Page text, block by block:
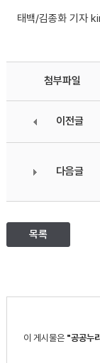
태백/김종화 기자
첨부파일
이전글
다음글
목록
이 게시물은 "공공누